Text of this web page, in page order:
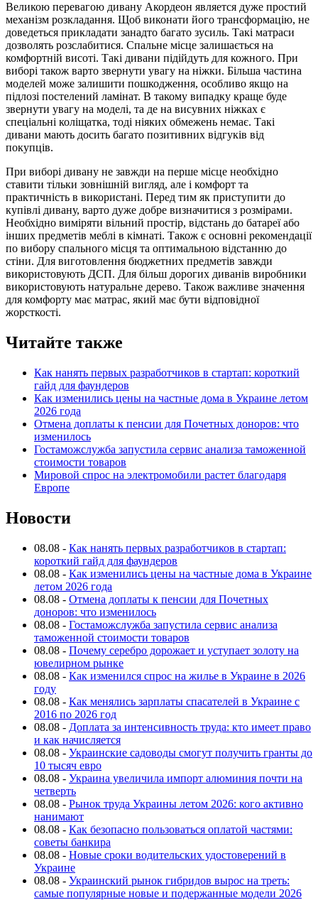
Великою перевагою дивану Акордеон является дуже простий
механізм розкладання. Щоб виконати його трансформацію, не
доведеться прикладати занадто багато зусиль. Такі матраси
дозволять розслабитися. Спальне місце залишається на
комфортній висоті. Такі дивани підійдуть для кожного. При
виборі також варто звернути увагу на ніжки. Більша частина
моделей може залишити пошкодження, особливо якщо на
підлозі постелений ламінат. В такому випадку краще буде
звернути увагу на моделі, та де на висувних ніжках є
спеціальні коліщатка, тоді ніяких обмежень немає. Такі
дивани мають досить багато позитивних відгуків від
покупців.
При виборі дивану не завжди на перше місце необхідно
ставити тільки зовнішній вигляд, але і комфорт та
практичність в використані. Перед тим як приступити до
купівлі дивану, варто дуже добре визначитися з розмірами.
Необхідно виміряти вільний простір, відстань до батареї або
інших предметів меблі в кімнаті. Також є основні рекомендації
по вибору спального місця та оптимальною відстанню до
стіни. Для виготовлення бюджетних предметів завжди
використовують ДСП. Для більш дорогих диванів виробники
використовують натуральне дерево. Також важливе значення
для комфорту має матрас, який має бути відповідної
жорсткості.
Читайте также
Как нанять первых разработчиков в стартап: короткий
гайд для фаундеров
Как изменились цены на частные дома в Украине летом
2026 года
Отмена доплаты к пенсии для Почетных доноров: что
изменилось
Гостаможслужба запустила сервис анализа таможенной
стоимости товаров
Мировой спрос на электромобили растет благодаря
Европе
Новости
08.08 - Как нанять первых разработчиков в стартап:
короткий гайд для фаундеров
08.08 - Как изменились цены на частные дома в Украине
летом 2026 года
08.08 - Отмена доплаты к пенсии для Почетных
доноров: что изменилось
08.08 - Гостаможслужба запустила сервис анализа
таможенной стоимости товаров
08.08 - Почему серебро дорожает и уступает золоту на
ювелирном рынке
08.08 - Как изменился спрос на жилье в Украине в 2026
году
08.08 - Как менялись зарплаты спасателей в Украине с
2016 по 2026 год
08.08 - Доплата за интенсивность труда: кто имеет право
и как начисляется
08.08 - Украинские садоводы смогут получить гранты до
10 тысяч евро
08.08 - Украина увеличила импорт алюминия почти на
четверть
08.08 - Рынок труда Украины летом 2026: кого активно
нанимают
08.08 - Как безопасно пользоваться оплатой частями:
советы банкира
08.08 - Новые сроки водительских удостоверений в
Украине
08.08 - Украинский рынок гибридов вырос на треть:
самые популярные новые и подержанные модели 2026